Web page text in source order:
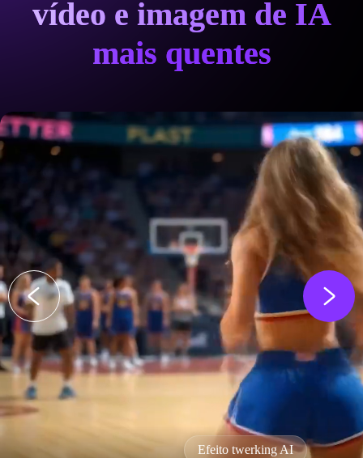
vídeo e imagem de IA
mais quentes
Efeito twerking AI